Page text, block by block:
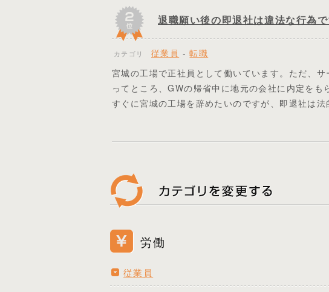
退職願い後の即退社は違法な行為で
カテゴリ 従業員 -転職
宮城の工場で正社員として働いています。ただ、
ってところ、GWの帰省中に地元の会社に内定をも
すぐに宮城の工場を辞めたいのですが、即退社は法
労働
従業員